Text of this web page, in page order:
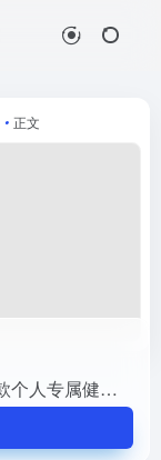
• 正文
通义仁心，阿里云精心研发的一款个人专属健康助手。专注于解答医疗健康方面的问题，无论是疾病、症状、药品还是报告指标，它都能为你提供专业、精准、有效的解答。